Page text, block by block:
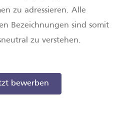
zu adressieren. Alle
Bezeichnungen sind somit
zu verstehen.
bewerben